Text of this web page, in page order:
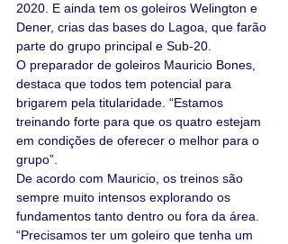
2020. E ainda tem os goleiros Welington e
Dener, crias das bases do Lagoa, que farão
parte do grupo principal e Sub-20.
O preparador de goleiros Mauricio Bones,
destaca que todos tem potencial para
brigarem pela titularidade. “Estamos
treinando forte para que os quatro estejam
em condições de oferecer o melhor para o
grupo”.
De acordo com Mauricio, os treinos são
sempre muito intensos explorando os
fundamentos tanto dentro ou fora da área.
“Precisamos ter um goleiro que tenha um